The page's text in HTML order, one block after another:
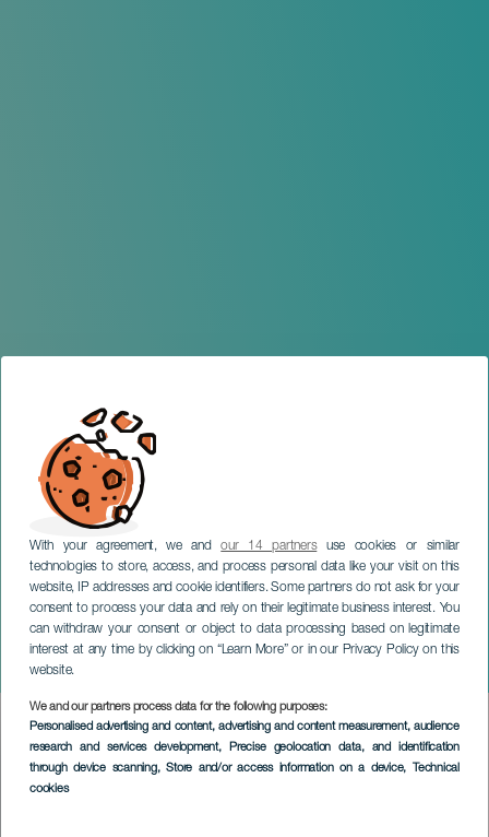
With your agreement, we andour 14 partnersuse cookies or similar
technologies to store, access, and process personal data like your visit on this
website, IP addresses and cookie identifiers. Some partners do not ask for your
consent to process your data and rely on their legitimate business interest. You
can withdraw your consent or object to data processing based on legitimate
interest at any time by clicking on “Learn More” or in our Privacy Policy on this
website.
We and our partners process data for the following purposes:
Personalised advertising and content, advertising and content measurement, audience
research and services development, Precise geolocation data, and identification
through device scanning, Store and/or access information on a device, Technical
cookies
Fiestas en honor a San
José
TENERIFE
Imagen
Listado